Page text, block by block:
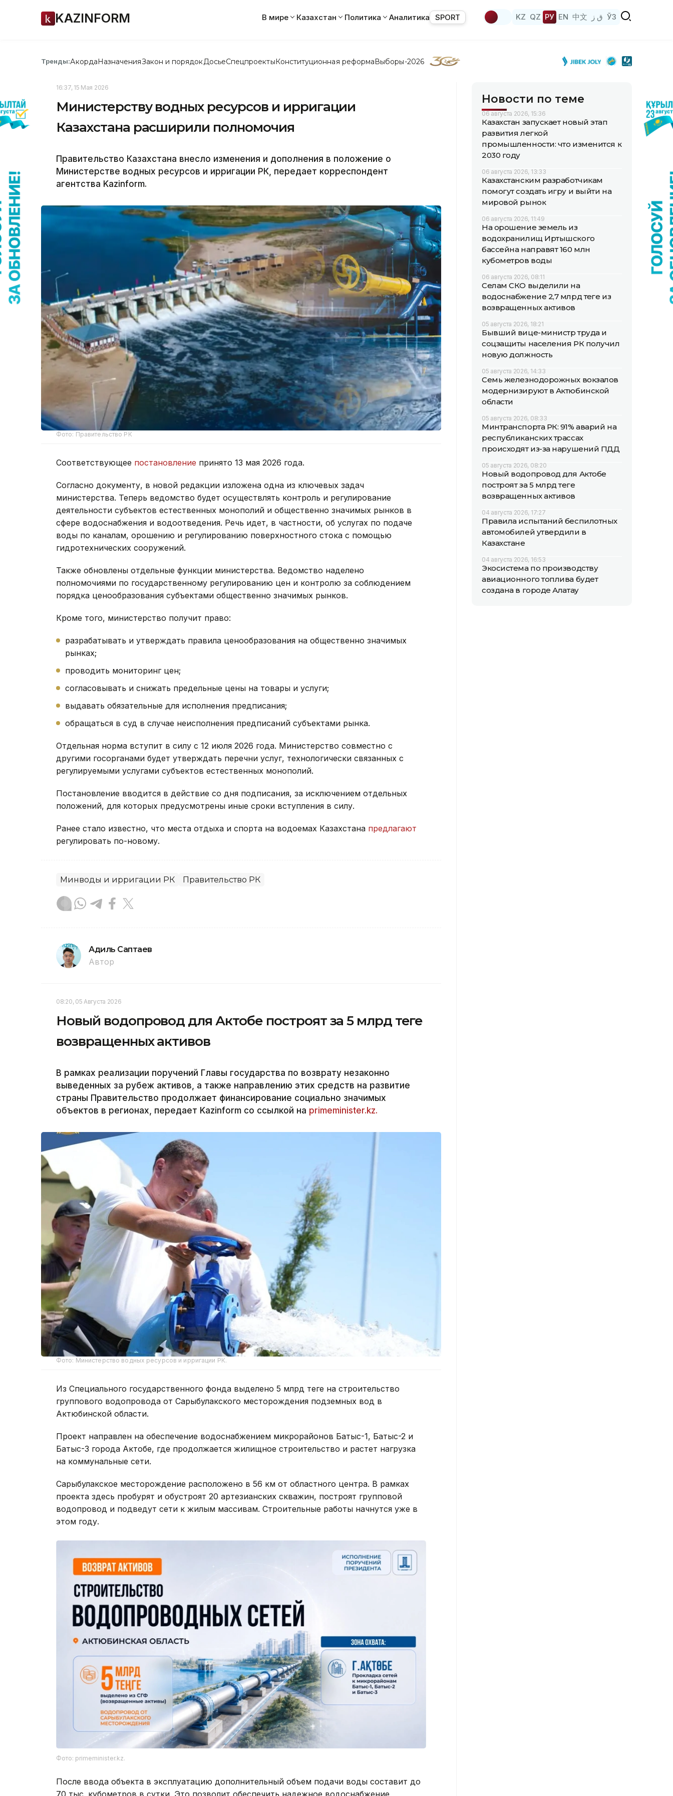
KAZINFORM В мире Казахстан Политика Аналитика SPORT KZ QZ РУ EN 中文 ق ز ЎЗ
Тренды:АкордаНазначенияЗакон и порядок ДосьеСпецпроектыКонституционная реформаВыборы-2026
16:37, 15 Мая 2026
Министерству водных ресурсов и ирригации
Казахстана расширили полномочия
Правительство Казахстана внесло изменения и дополнения в положение о
Министерстве водных ресурсов и ирригации РК, передает корреспондент
агентства Kazinform.
Фото: Правительство РК
Соответствующее постановление принято 13 мая 2026 года.
Согласно документу, в новой редакции изложена одна из ключевых задач
министерства. Теперь ведомство будет осуществлять контроль и регулирование
деятельности субъектов естественных монополий и общественно значимых рынков в
сфере водоснабжения и водоотведения. Речь идет, в частности, об услугах по подаче
воды по каналам, орошению и регулированию поверхностного стока с помощью
гидротехнических сооружений.
Также обновлены отдельные функции министерства. Ведомство наделено
полномочиями по государственному регулированию цен и контролю за соблюдением
порядка ценообразования субъектами общественно значимых рынков.
Кроме того, министерство получит право:
разрабатывать и утверждать правила ценообразования на общественно значимых
рынках;
проводить мониторинг цен;
согласовывать и снижать предельные цены на товары и услуги;
выдавать обязательные для исполнения предписания;
обращаться в суд в случае неисполнения предписаний субъектами рынка.
Отдельная норма вступит в силу с 12 июля 2026 года. Министерство совместно с
другими госорганами будет утверждать перечни услуг, технологически связанных с
регулируемыми услугами субъектов естественных монополий.
Постановление вводится в действие со дня подписания, за исключением отдельных
положений, для которых предусмотрены иные сроки вступления в силу.
Ранее стало известно, что места отдыха и спорта на водоемах Казахстана предлагают
регулировать по-новому.
Минводы и ирригации РК Правительство РК
Адиль Саптаев
Автор
08:20, 05 Августа 2026
Новый водопровод для Актобе построят за 5 млрд теңге
возвращенных активов
В рамках реализации поручений Главы государства по возврату незаконно
выведенных за рубеж активов, а также направлению этих средств на развитие
страны Правительство продолжает финансирование социально значимых
объектов в регионах, передает Kazinform со ссылкой на primeminister.kz.
Фото: Министерство водных ресурсов и ирригации РК.
Из Специального государственного фонда выделено 5 млрд теңге на строительство
группового водопровода от Сарыбулакского месторождения подземных вод в
Актюбинской области.
Проект направлен на обеспечение водоснабжением микрорайонов Батыс-1, Батыс-2 и
Батыс-3 города Актобе, где продолжается жилищное строительство и растет нагрузка
на коммунальные сети.
Сарыбулакское месторождение расположено в 56 км от областного центра. В рамках
проекта здесь пробурят и обустроят 20 артезианских скважин, построят групповой
водопровод и подведут сети к жилым массивам. Строительные работы начнутся уже в
этом году.
Фото: primeminister.kz.
После ввода объекта в эксплуатацию дополнительный объем подачи воды составит до
70 тыс. кубометров в сутки. Это позволит обеспечить надежное водоснабжение
Новости по теме
06 августа 2026, 15:36
Казахстан запускает новый этап
развития легкой
промышленности: что изменится к
2030 году
06 августа 2026, 13:33
Казахстанским разработчикам
помогут создать игру и выйти на
мировой рынок
06 августа 2026, 11:49
На орошение земель из
водохранилищ Иртышского
бассейна направят 160 млн
кубометров воды
06 августа 2026, 08:11
Селам СКО выделили на
водоснабжение 2,7 млрд теңге из
возвращенных активов
05 августа 2026, 18:21
Бывший вице-министр труда и
соцзащиты населения РК получил
новую должность
05 августа 2026, 14:33
Семь железнодорожных вокзалов
модернизируют в Актюбинской
области
05 августа 2026, 08:33
Минтранспорта РК: 91% аварий на
республиканских трассах
происходят из-за нарушений ПДД
05 августа 2026, 08:20
Новый водопровод для Актобе
построят за 5 млрд теңге
возвращенных активов
04 августа 2026, 17:27
Правила испытаний беспилотных
автомобилей утвердили в
Казахстане
04 августа 2026, 16:53
Экосистема по производству
авиационного топлива будет
создана в городе Алатау